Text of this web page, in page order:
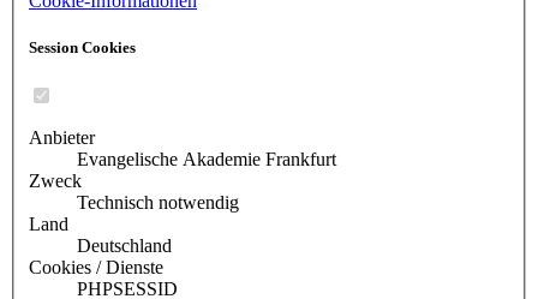
Session Cookies
Anbieter
Evangelische Akademie Frankfurt
Zweck
Technisch notwendig
Land
Deutschland
Cookies / Dienste
PHPSESSID